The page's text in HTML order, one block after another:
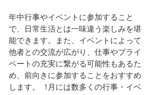
年中行事やイベントに参加すること
で、日常生活とは一味違う楽しみを堪
能できます。また、イベントによって
他者との交流が広がり、仕事やプライ
ベートの充実に繋がる可能性もあるた
め、前向きに参加することをおすすめ
します。  1月には数多くの行事・イベ